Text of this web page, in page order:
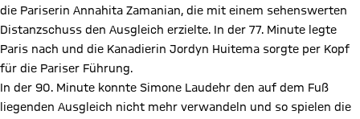
die Pariserin Annahita Zamanian, die mit einem sehenswerten
Distanzschuss den Ausgleich erzielte. In der 77. Minute legte
Paris nach und die Kanadierin Jordyn Huitema sorgte per Kopf
für die Pariser Führung.
In der 90. Minute konnte Simone Laudehr den auf dem Fuß
liegenden Ausgleich nicht mehr verwandeln und so spielen die